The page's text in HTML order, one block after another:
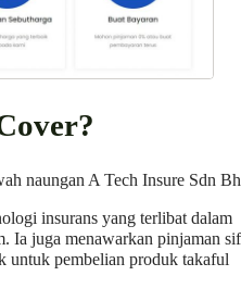
naungan A Tech Insure Sdn
insurans yang terlibat dalam
Ia juga menawarkan pinjaman
untuk pembelian produk takaful